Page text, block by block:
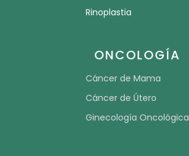
Rinoplastia
ONCOLOGÍA
Cáncer de Mama
Cáncer de Útero
Ginecología Oncológica